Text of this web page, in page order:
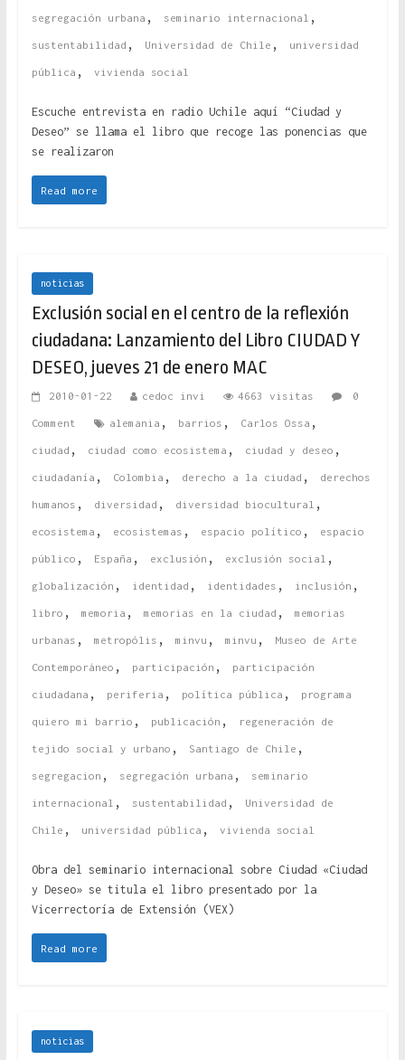
segregación urbana , seminario internacional ,
sustentabilidad , Universidad de Chile , universidad
pública , vivienda social
Escuche entrevista en radio Uchile aquí “Ciudad y
Deseo” se llama el libro que recoge las ponencias que
se realizaron
Read more
noticias
Exclusión social en el centro de la reflexión
ciudadana: Lanzamiento del Libro CIUDAD Y
DESEO, jueves 21 de enero MAC
2010-01-22 cedoc invi 4663 visitas 0
Comment alemania , barrios , Carlos Ossa ,
ciudad , ciudad como ecosistema , ciudad y deseo ,
ciudadanía , Colombia , derecho a la ciudad , derechos
humanos , diversidad , diversidad biocultural ,
ecosistema , ecosistemas , espacio político , espacio
público , España , exclusión , exclusión social ,
globalización , identidad , identidades , inclusión ,
libro , memoria , memorias en la ciudad , memorias
urbanas , metropólis , minvu , minvu , Museo de Arte
Contemporáneo , participación , participación
ciudadana , periferia , política pública , programa
quiero mi barrio , publicación , regeneración de
tejido social y urbano , Santiago de Chile ,
segregacion , segregación urbana , seminario
internacional , sustentabilidad , Universidad de
Chile , universidad pública , vivienda social
Obra del seminario internacional sobre Ciudad «Ciudad
y Deseo» se titula el libro presentado por la
Vicerrectoría de Extensión (VEX)
Read more
noticias